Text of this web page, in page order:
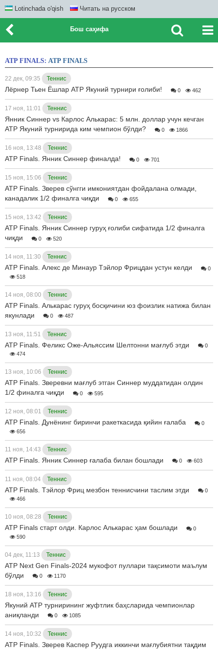
Lotinchada o'qish Читать на русском
Бош саҳифа
ATP FINALS: ATP FINALS
22 дек, 09:35 Теннис
Лёрнер Тьен Ёшлар ATP Якуний турнири ғолиби! 0 462
17 ноя, 11:01 Теннис
Янник Синнер vs Карлос Алькарас: 5 млн. доллар учун кечган
ATP Якуний турнирида ким чемпион бўлди?
0 1866
16 ноя, 13:48 Теннис
ATP Finals. Янник Синнер финалда! 0 701
15 ноя, 15:06 Теннис
ATP Finals. Зверев сўнгги имкониятдан фойдалана олмади,
канадалик 1/2 финалга чиқди
0 655
15 ноя, 13:42 Теннис
ATP Finals. Янник Синнер гуруҳ ғолиби сифатида 1/2 финалга
чиқди
0 520
14 ноя, 11:30 Теннис
ATP Finals. Алекс де Минаур Тэйлор Фрицдан устун келди
0
518
14 ноя, 08:00 Теннис
ATP Finals. Алькарас гуруҳ босқичини юз фоизлик натижа билан
якунлади
0 487
13 ноя, 11:51 Теннис
ATP Finals. Феликс Оже-Альяссим Шелтонни мағлуб этди
0
474
13 ноя, 10:06 Теннис
ATP Finals. Зверевни мағлуб этган Синнер муддатидан олдин
1/2 финалга чиқди
0 595
12 ноя, 08:01 Теннис
ATP Finals. Дунёнинг биринчи ракеткасида қийин ғалаба
0
656
11 ноя, 14:43 Теннис
ATP Finals. Янник Синнер ғалаба билан бошлади 0 603
11 ноя, 08:04 Теннис
ATP Finals. Тэйлор Фриц мезбон теннисчини таслим этди
0
466
10 ноя, 08:28 Теннис
ATP Finals старт олди. Карлос Алькарас ҳам бошлади
0
590
04 дек, 11:13 Теннис
ATP Next Gen Finals-2024 мукофот пуллари тақсимоти маълум
бўлди
0 1170
18 ноя, 13:16 Теннис
Якуний ATP турнирининг жуфтлик баҳсларида чемпионлар
аниқланди
0 1085
14 ноя, 10:32 Теннис
ATP Finals. Зверев Каспер Руудга иккинчи мағлубиятни тақдим